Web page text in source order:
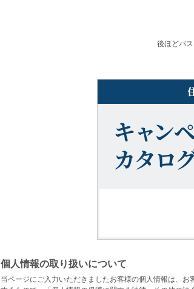
後ほどパ
個人情報の取り扱いについて
当ページにご入力いただきましたお客様の個人情報は、